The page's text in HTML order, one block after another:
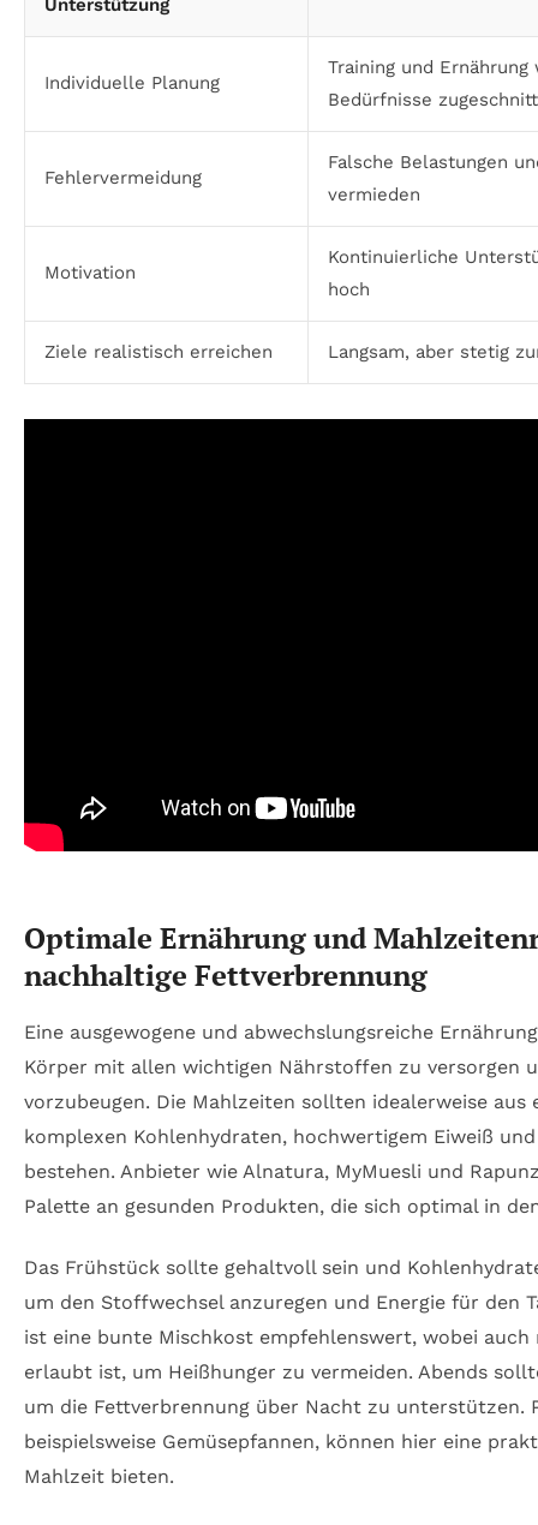
Unterstützung
Individuelle Planung
Training und
Bedürfnisse
Fehlervermeidung
Falsche Belastungen
vermieden
Motivation
Kontinuierliche
hoch
Ziele realistisch erreichen Langsam, aber stetig
Optimale Ernährung und
nachhaltige Fettverbrennung
Eine ausgewogene und abwechslungsreiche
Körper mit allen wichtigen Nährstoffen zu versorgen
vorzubeugen. Die Mahlzeiten sollten idealerweise aus
komplexen Kohlenhydraten, hochwertigem Eiweiß
bestehen. Anbieter wie Alnatura, MyMuesli und
Palette an gesunden Produkten, die sich optimal in
Das Frühstück sollte gehaltvoll sein und
um den Stoffwechsel anzuregen und Energie für den
ist eine bunte Mischkost empfehlenswert, wobei auch
erlaubt ist, um Heißhunger zu vermeiden. Abends
um die Fettverbrennung über Nacht zu unterstützen.
beispielsweise Gemüsepfannen, können hier eine
Mahlzeit bieten.